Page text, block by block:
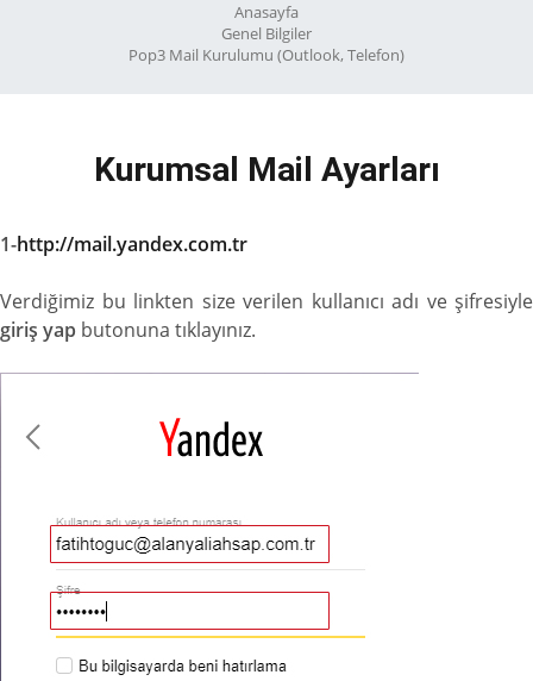
Anasayfa
Genel Bilgiler
Pop3 Mail Kurulumu (Outlook, Telefon)
Kurumsal Mail Ayarları
1-http://mail.yandex.com.tr
Verdiğimiz bu linkten size verilen kullanıcı adı ve şifresiyle
giriş yap butonuna tıklayınız.